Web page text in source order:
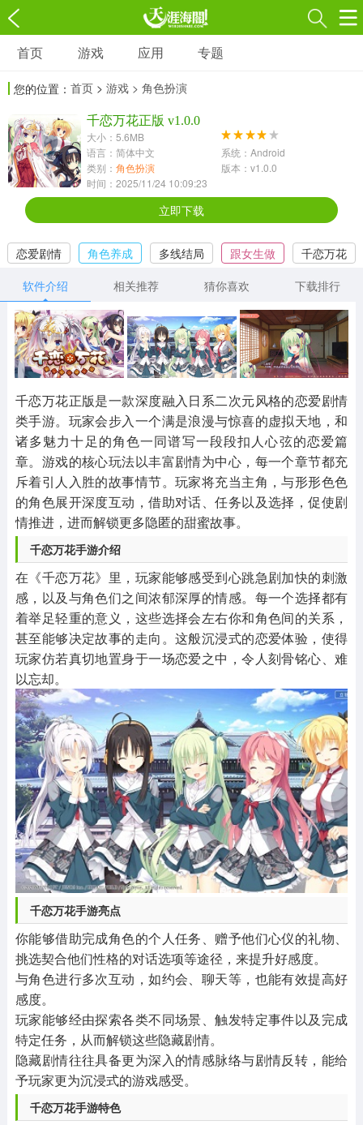
游戏
3697款应用
1597款应用
休闲益智
13387款应用
2196款应用
冒险解谜
1072款应用
418款应用
568款应用
音乐舞蹈
269款应用
2716款应用
515款应用
其他
游戏助手
MOD游戏
首页 游戏 应用 专题
您的位置： 首页 > 游戏 > 角色扮演
千恋万花正版 v1.0.0
大小：5.6MB
语言：简体中文
系统：Android
类别： 角色扮演
版本：v1.0.0
时间：2025/11/24 10:09:23
立即下载
恋爱剧情 角色养成 多线结局 跟女生做
千恋万花
软件介绍
相关推荐 猜你喜欢 下载排行
千恋万花正版是一款深度融入日系二次元风格的恋爱剧情
类手游。玩家会步入一个满是浪漫与惊喜的虚拟天地，和
诸多魅力十足的角色一同谱写一段段扣人心弦的恋爱篇
章。游戏的核心玩法以丰富剧情为中心，每一个章节都充
斥着引人入胜的故事情节。玩家将充当主角，与形形色色
的角色展开深度互动，借助对话、任务以及选择，促使剧
情推进，进而解锁更多隐匿的甜蜜故事。
千恋万花手游介绍
在《千恋万花》里，玩家能够感受到心跳急剧加快的刺激
感，以及与角色们之间浓郁深厚的情感。每一个选择都有
着举足轻重的意义，这些选择会左右你和角色间的关系，
甚至能够决定故事的走向。这般沉浸式的恋爱体验，使得
玩家仿若真切地置身于一场恋爱之中，令人刻骨铭心、难
以忘却。
千恋万花手游亮点
你能够借助完成角色的个人任务、赠予他们心仪的礼物、
挑选契合他们性格的对话选项等途径，来提升好感度。
与角色进行多次互动，如约会、聊天等，也能有效提高好
感度。
玩家能够经由探索各类不同场景、触发特定事件以及完成
特定任务，从而解锁这些隐藏剧情。
隐藏剧情往往具备更为深入的情感脉络与剧情反转，能给
予玩家更为沉浸式的游戏感受。
千恋万花手游特色